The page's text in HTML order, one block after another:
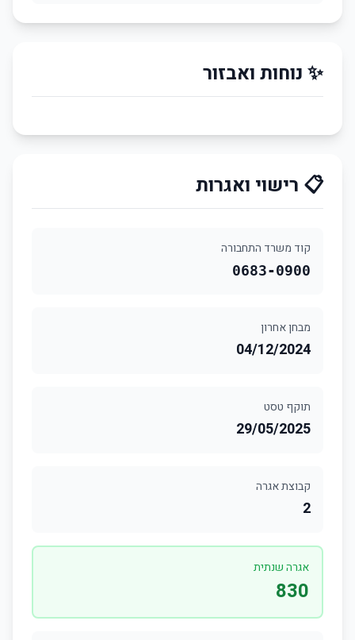
✨ נוחות ואבזור
📋 רישוי ואגרות
קוד משרד התחבורה
0683-0900
מבחן אחרון
04/12/2024
תוקף טסט
29/05/2025
קבוצת אגרה
2
אגרה שנתית
830